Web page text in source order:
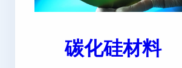
碳化硅材料